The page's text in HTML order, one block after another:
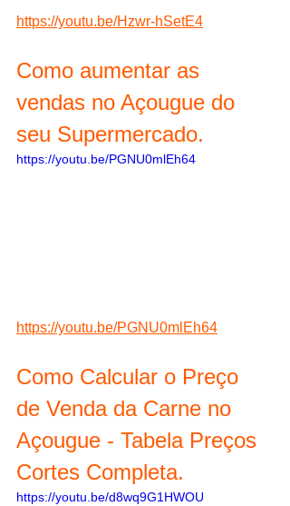
https://youtu.be/Hzwr-hSetE4
Como aumentar as
vendas no Açougue do
seu Supermercado.
https://youtu.be/PGNU0mlEh64
https://youtu.be/PGNU0mlEh64
Como Calcular o Preço
de Venda da Carne no
Açougue - Tabela Preços
Cortes Completa.
https://youtu.be/d8wq9G1HWOU